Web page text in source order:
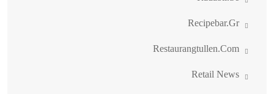
Recipebar.gr
Restaurangtullen.com
Retail News